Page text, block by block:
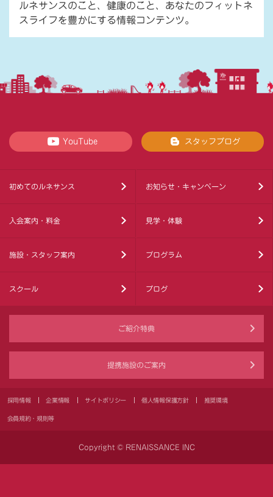
ルネサンスのこと、健康のこと、あなたのフィットネ
スライフを豊かにする情報コンテンツ。
YouTube スタッフブログ
初めてのルネサンス お知らせ・キャンペーン
入会案内・料金 見学・体験
施設・スタッフ案内 プログラム
スクール ブログ
ご紹介特典
提携施設のご案内
採用情報 企業情報 サイトポリシー 個人情報保護方針 推奨環境
会員規約・規則等
Copyright © RENAISSANCE INC